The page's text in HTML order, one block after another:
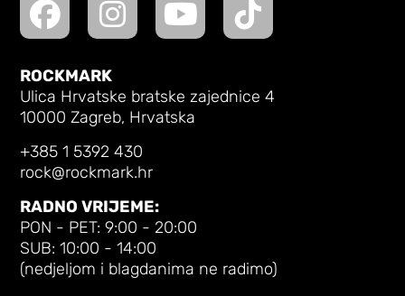
ROCKMARK
Ulica Hrvatske bratske zajednice 4
10000 Zagreb, Hrvatska
+385 1 5392 430
rock@rockmark.hr
RADNO VRIJEME:
PON - PET: 9:00 - 20:00
SUB: 10:00 - 14:00
(nedjeljom i blagdanima ne radimo)